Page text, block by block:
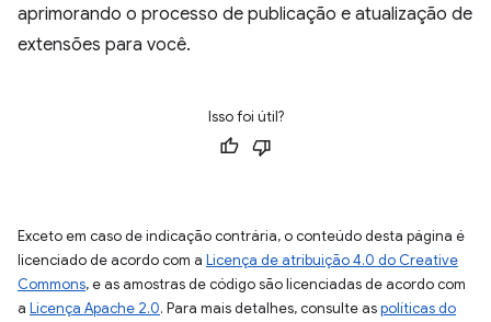
aprimorando o processo de publicação e atualização de
extensões para você.
Isso foi útil?
Exceto em caso de indicação contrária, o conteúdo desta página é
licenciado de acordo com a Licença de atribuição 4.0 do Creative
Commons, e as amostras de código são licenciadas de acordo com
a Licença Apache 2.0. Para mais detalhes, consulte aspolíticas do